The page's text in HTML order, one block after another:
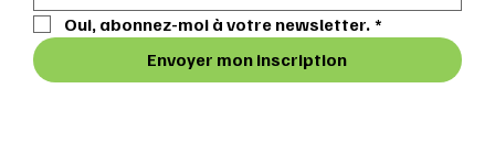
Oui, abonnez-moi à votre newsletter. *
Envoyer mon inscription